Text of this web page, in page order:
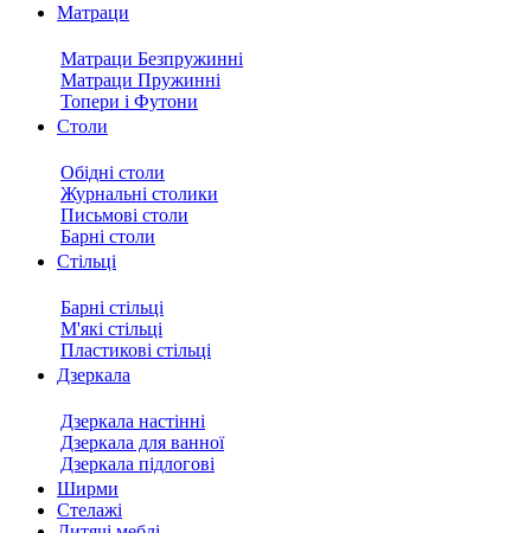
Матраци
Матраци Безпружинні
Матраци Пружинні
Топери і Футони
Столи
Обідні столи
Журнальні столики
Письмові столи
Барні столи
Стільці
Барні стільці
М'які стільці
Пластикові стільці
Дзеркала
Дзеркала настінні
Дзеркала для ванної
Дзеркала підлогові
Ширми
Стелажі